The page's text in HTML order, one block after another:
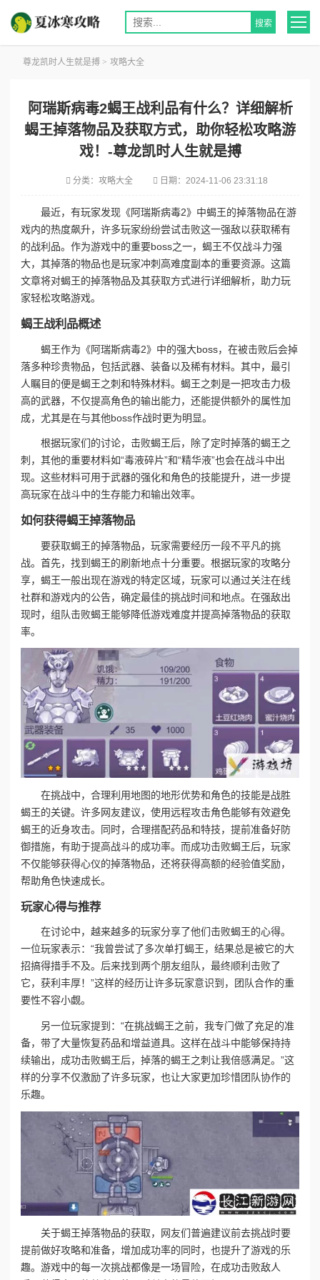
尊龙凯时人生就是搏 > 攻略大全
阿瑞斯病毒2蝎王战利品有什么？详细解析
蝎王掉落物品及获取方式，助你轻松攻略游
戏！-尊龙凯时人生就是搏
分类： 攻略大全 日期： 2024-11-06 23:31:18
最近，有玩家发现《阿瑞斯病毒2》中蝎王的掉落物品在游
戏内的热度飙升，许多玩家纷纷尝试击败这一强敌以获取稀有
的战利品。作为游戏中的重要boss之一，蝎王不仅战斗力强
大，其掉落的物品也是玩家冲刺高难度副本的重要资源。这篇
文章将对蝎王的掉落物品及其获取方式进行详细解析，助力玩
家轻松攻略游戏。
蝎王战利品概述
蝎王作为《阿瑞斯病毒2》中的强大boss，在被击败后会掉
落多种珍贵物品，包括武器、装备以及稀有材料。其中，最引
人瞩目的便是蝎王之刺和特殊材料。蝎王之刺是一把攻击力极
高的武器，不仅提高角色的输出能力，还能提供额外的属性加
成，尤其是在与其他boss作战时更为明显。
根据玩家们的讨论，击败蝎王后，除了定时掉落的蝎王之
刺，其他的重要材料如“毒液碎片”和“精华液”也会在战斗中出
现。这些材料可用于武器的强化和角色的技能提升，进一步提
高玩家在战斗中的生存能力和输出效率。
如何获得蝎王掉落物品
要获取蝎王的掉落物品，玩家需要经历一段不平凡的挑
战。首先，找到蝎王的刷新地点十分重要。根据玩家的攻略分
享，蝎王一般出现在游戏的特定区域，玩家可以通过关注在线
社群和游戏内的公告，确定最佳的挑战时间和地点。在强敌出
现时，组队击败蝎王能够降低游戏难度并提高掉落物品的获取
率。
在挑战中，合理利用地图的地形优势和角色的技能是战胜
蝎王的关键。许多网友建议，使用远程攻击角色能够有效避免
蝎王的近身攻击。同时，合理搭配药品和特技，提前准备好防
御措施，有助于提高战斗的成功率。而成功击败蝎王后，玩家
不仅能够获得心仪的掉落物品，还将获得高额的经验值奖励，
帮助角色快速成长。
玩家心得与推荐
在讨论中，越来越多的玩家分享了他们击败蝎王的心得。
一位玩家表示：“我曾尝试了多次单打蝎王，结果总是被它的大
招搞得措手不及。后来找到两个朋友组队，最终顺利击败了
它，获利丰厚！”这样的经历让许多玩家意识到，团队合作的重
要性不容小觑。
另一位玩家提到：“在挑战蝎王之前，我专门做了充足的准
备，带了大量恢复药品和增益道具。这样在战斗中能够保持持
续输出，成功击败蝎王后，掉落的蝎王之刺让我倍感满足。”这
样的分享不仅激励了许多玩家，也让大家更加珍惜团队协作的
乐趣。
关于蝎王掉落物品的获取，网友们普遍建议前去挑战时要
提前做好攻略和准备，增加成功率的同时，也提升了游戏的乐
趣。游戏中的每一次挑战都像是一场冒险，在成功击败敌人